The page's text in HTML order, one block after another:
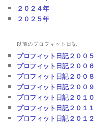
２０２４年
２０２５年
以前のプロフィット日記
プロフィット日記２００５
プロフィット日記２００６
プロフィット日記２００８
プロフィット日記２００９
プロフィット日記２０１０
プロフィット日記２０１１
プロフィット日記２０１２